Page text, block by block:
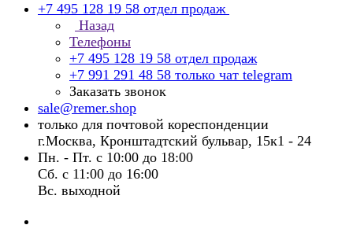
+7 495 128 19 58 отдел продаж
Назад
Телефоны
+7 495 128 19 58 отдел продаж
+7 991 291 48 58 только чат telegram
Заказать звонок
sale@remer.shop
только для почтовой кореспонденции
г.Москва, Кронштадтский бульвар, 15к1 - 24
Пн. - Пт. с 10:00 до 18:00
Сб. с 11:00 до 16:00
Вс. выходной